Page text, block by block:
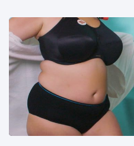
rozbawiła
publiczność
16 July
206
Poglądy
Konserywiści
świętują
pierwszego
tapira
nizinne w
brytyjskim
zoo od 14 lat
Mężczyzna z
Florydy